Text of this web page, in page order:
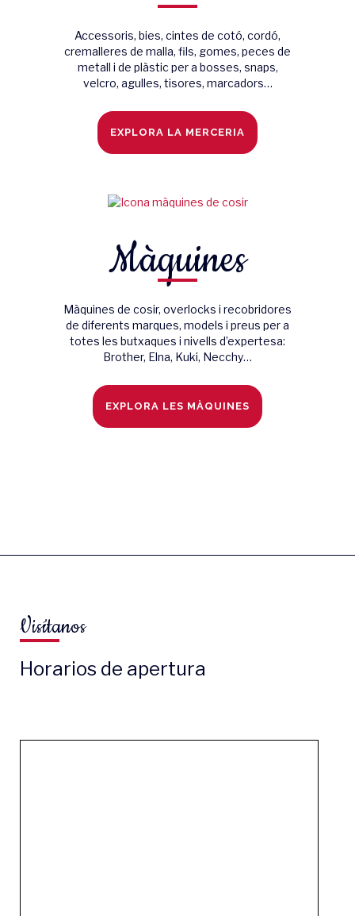
Accessoris, bies, cintes de cotó, cordó,
cremalleres de malla, fils, gomes, peces de
metall i de plàstic per a bosses, snaps,
velcro, agulles, tisores, marcadors…
EXPLORA LA MERCERIA
Màquines
Màquines de cosir, overlocks i recobridores
de diferents marques, models i preus per a
totes les butxaques i nivells d’expertesa:
Brother, Elna, Kuki, Necchy…
EXPLORA LES MÀQUINES
Visítanos
Horarios de apertura